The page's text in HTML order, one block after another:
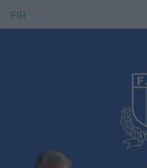
Rugby Sevens
United Rugby
FIR